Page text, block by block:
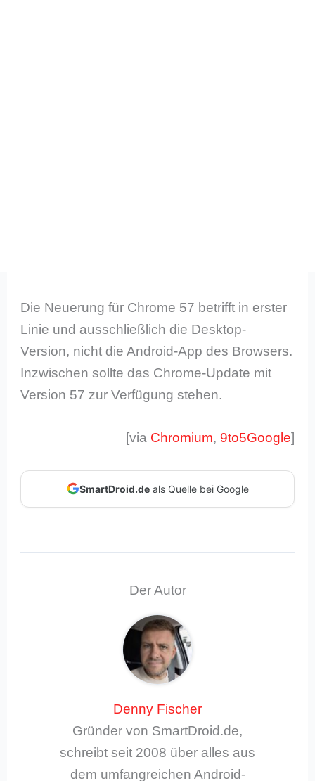
Die Neuerung für Chrome 57 betrifft in erster
Linie und ausschließlich die Desktop-
Version, nicht die Android-App des Browsers.
Inzwischen sollte das Chrome-Update mit
Version 57 zur Verfügung stehen.
[via Chromium, 9to5Google]
SmartDroid.deals Quelle bei Google
Der Autor
Denny Fischer
Gründer von SmartDroid.de,
schreibt seit 2008 über alles aus
dem umfangreichen Android-